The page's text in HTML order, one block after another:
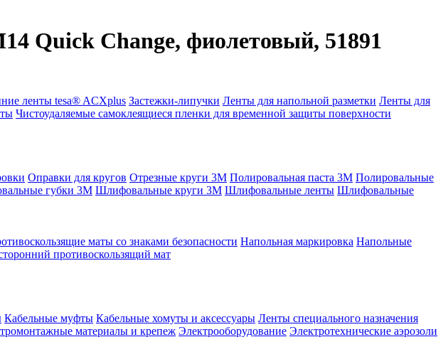
Quick Change, фиолетовый, 51891
ленты tesa® ACXplus Застежки-липучки Ленты для напольной разметки Ленты для
Чистоудаляемые самоклеящиеся пленки для временной защиты поверхности
Оправки для кругов Отрезные круги 3М Полировальная паста 3М Полировальные
губки 3M Шлифовальные круги 3М Шлифовальные ленты Шлифовальные
маты со знаками безопасности Напольная маркировка Напольные
противоскользящий мат
Кабельные муфты Кабельные хомуты и аксессуары Ленты специального назначения
материалы и крепеж Электрооборудование Электротехнические аэрозоли